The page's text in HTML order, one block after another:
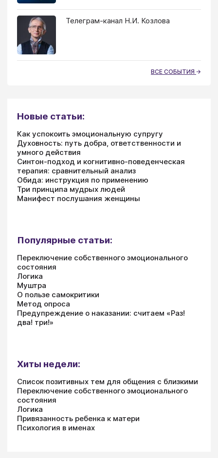
Телеграм-канал Н.И. Козлова
ВСЕ СОБЫТИЯ
Новые статьи:
Как успокоить эмоциональную супругу
Духовность: путь добра, ответственности и
умного действия
Синтон-подход и когнитивно-поведенческая
терапия: сравнительный анализ
Обида: инструкция по применению
Три принципа мудрых людей
Манифест послушания женщины
Популярные статьи:
Переключение собственного эмоционального
состояния
Логика
Муштра
О пользе самокритики
Метод опроса
Предупреждение о наказании: считаем «Раз!
два! три!»
Хиты недели:
Список позитивных тем для общения с близкими
Переключение собственного эмоционального
состояния
Логика
Привязанность ребенка к матери
Психология в именах